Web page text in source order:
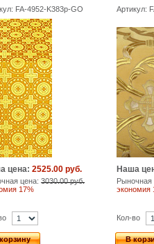
FA-4952-K383p-GO Артикул:
цена: 2525.00 руб.
цена: 3030.00 руб.
17%
Наша
экономия
Кол-во
В